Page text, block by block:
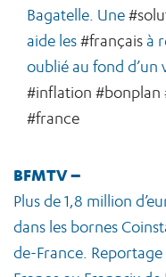
Bagatelle. Une
aide les#françaisà
oublié au fond d’un
#inflation #bonplan
#france
BFMTV –
Plus de 1,8 million
dans les bornes
de-France.